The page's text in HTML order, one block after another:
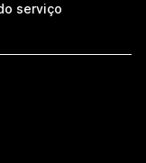
serviço